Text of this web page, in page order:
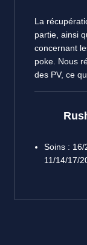
La
partie, ainsi
concernant
poke. Nous
des PV, ce
Soins :
11/14/17/